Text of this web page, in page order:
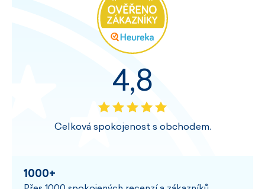
4,8
Celková spokojenost s obchodem.
1000+